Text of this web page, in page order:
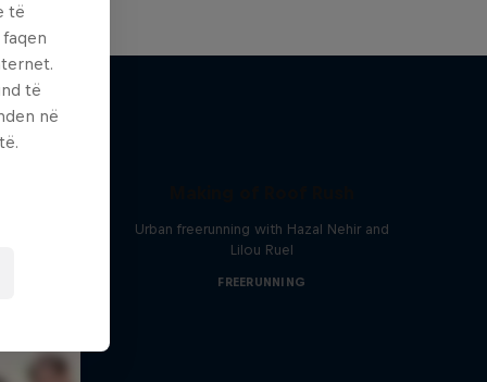
Urban freerunning with Hazal Nehir and
Lilou Ruel
FREERUNNING
të
të
në